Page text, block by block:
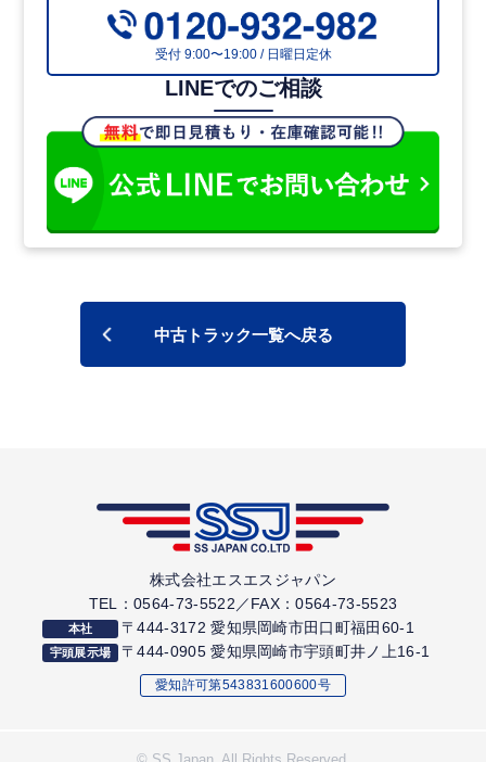
トランテックス製アルミウイング
信頼の架装メーカートランテックス製ウイングで、耐久性・
品質ともに高水準です。
中距離配送・地場運送で装備充実の中型ウイングを増備
▶ お問い合わせはこちら
▶ 中型アルミウイングの在庫一覧を見る
受付 9:00〜19:00 / 日曜日定休
LINEでのご相談
中古トラック一覧へ戻る
株式会社エスエスジャパン
TEL：0564-73-5522／FAX：0564-73-5523
本社 〒444-3172 愛知県岡崎市田口町福田60-1
宇頭展示場 〒444-0905 愛知県岡崎市宇頭町井ノ上16-1
愛知許可第543831600600号